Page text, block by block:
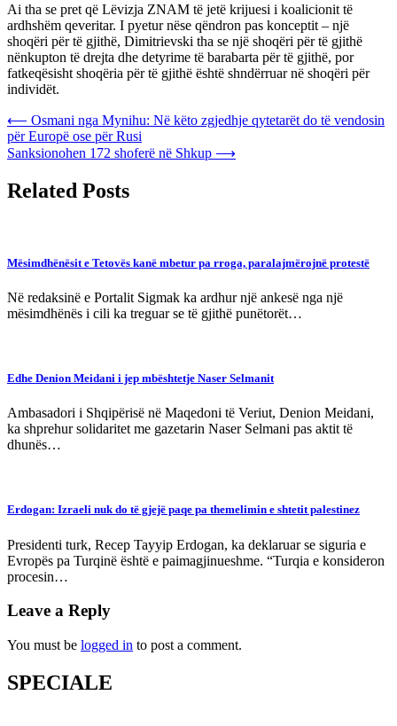
Ai tha se pret që Lëvizja ZNAM të jetë krijuesi i koalicionit të
ardhshëm qeveritar. I pyetur nëse qëndron pas konceptit – një
shoqëri për të gjithë, Dimitrievski tha se një shoqëri për të gjithë
nënkupton të drejta dhe detyrime të barabarta për të gjithë, por
fatkeqësisht shoqëria për të gjithë është shndërruar në shoqëri për
individët.
Post
navigation
⟵ Osmani nga Mynihu: Në këto zgjedhje qytetarët do të vendosin
për Europë ose për Rusi
Sanksionohen 172 shoferë në Shkup ⟶
Related Posts
Mësimdhënësit e Tetovës kanë mbetur pa rroga, paralajmërojnë protestë
Në redaksinë e Portalit Sigmak ka ardhur një ankesë nga një
mësimdhënës i cili ka treguar se të gjithë punëtorët…
Edhe Denion Meidani i jep mbështetje Naser Selmanit
Ambasadori i Shqipërisë në Maqedoni të Veriut, Denion Meidani,
ka shprehur solidaritet me gazetarin Naser Selmani pas aktit të
dhunës…
Erdogan: Izraeli nuk do të gjejë paqe pa themelimin e shtetit palestinez
Presidenti turk, Recep Tayyip Erdogan, ka deklaruar se siguria e
Evropës pa Turqinë është e paimagjinueshme. “Turqia e konsideron
procesin…
Leave a Reply
You must be logged in to post a comment.
SPECIALE